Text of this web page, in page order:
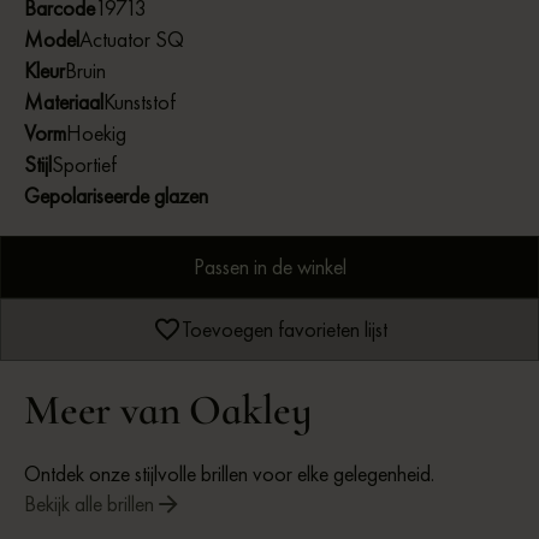
polarized optie voor extra bescherming tegen schittering.
Barcode19713
ModelActuator SQ
KleurBruin
MateriaalKunststof
VormHoekig
StijlSportief
Gepolariseerde glazen
Passen in de winkel
Toevoegen favorieten lijst
Meer van Oakley
Ontdek onze stijlvolle brillen voor elke gelegenheid.
Bekijk alle brillen